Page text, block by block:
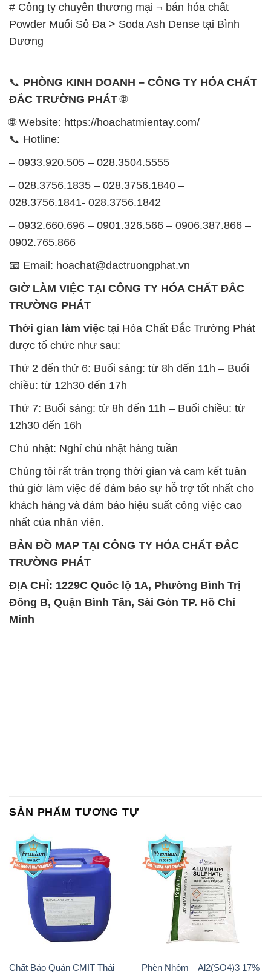
# Công ty chuyên thương mại ¬ bán hóa chất
Powder Muối Sô Đa > Soda Ash Dense tại Bình
Dương
📞 PHÒNG KINH DOANH – CÔNG TY HÓA CHẤT
ĐẮC TRƯỜNG PHÁT🌐
🌐 Website: https://hoachatmientay.com/
📞 Hotline:
– 0933.920.505 – 028.3504.5555
– 028.3756.1835 – 028.3756.1840 –
028.3756.1841- 028.3756.1842
– 0932.660.696 – 0901.326.566 – 0906.387.866 –
0902.765.866
📧 Email: hoachat@dactruongphat.vn
GIỜ LÀM VIỆC TẠI CÔNG TY HÓA CHẤT ĐẮC
TRƯỜNG PHÁT
Thời gian làm việc tại Hóa Chất Đắc Trường Phát
được tổ chức như sau:
Thứ 2 đến thứ 6: Buổi sáng: từ 8h đến 11h – Buổi
chiều: từ 12h30 đến 17h
Thứ 7: Buổi sáng: từ 8h đến 11h – Buổi chiều: từ
12h30 đến 16h
Chủ nhật: Nghỉ chủ nhật hàng tuần
Chúng tôi rất trân trọng thời gian và cam kết tuân
thủ giờ làm việc để đảm bảo sự hỗ trợ tốt nhất cho
khách hàng và đảm bảo hiệu suất công việc cao
nhất của nhân viên.
BẢN ĐỒ MAP TẠI CÔNG TY HÓA CHẤT ĐẮC
TRƯỜNG PHÁT
ĐỊA CHỈ: 1229C Quốc lộ 1A, Phường Bình Trị
Đông B, Quận Bình Tân, Sài Gòn TP. Hồ Chí
Minh
SẢN PHẨM TƯƠNG TỰ
Chất Bảo Quản CMIT Thái Phèn Nhôm – Al2(SO4)3 17%